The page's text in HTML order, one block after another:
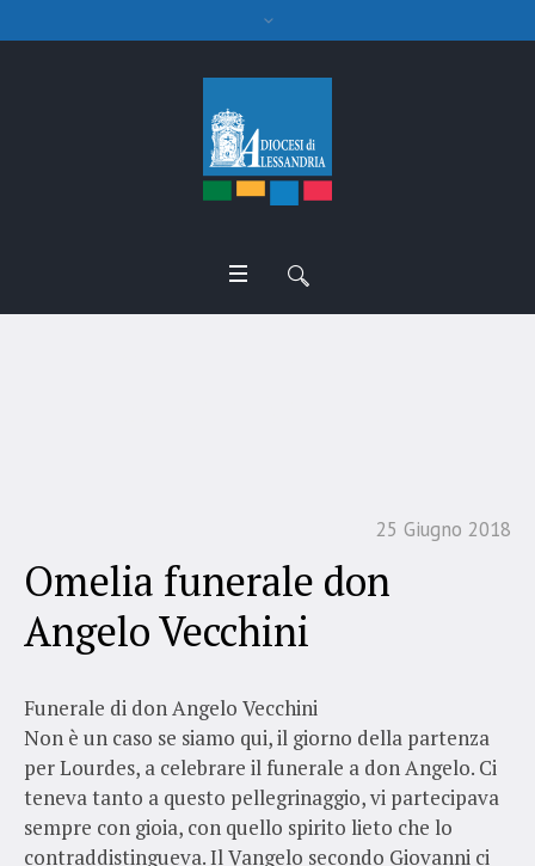
25 Giugno 2018
Omelia funerale don
Angelo Vecchini
Funerale di don Angelo Vecchini
Non è un caso se siamo qui, il giorno della partenza
per Lourdes, a celebrare il funerale a don Angelo. Ci
teneva tanto a questo pellegrinaggio, vi partecipava
sempre con gioia, con quello spirito lieto che lo
contraddistingueva. Il Vangelo secondo Giovanni ci